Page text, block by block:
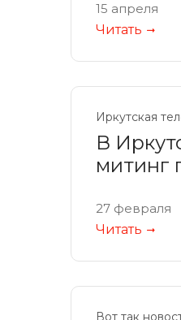
15 апреля
Читать
Иркутская
В
митинг
27 февраля
Читать
Вот так